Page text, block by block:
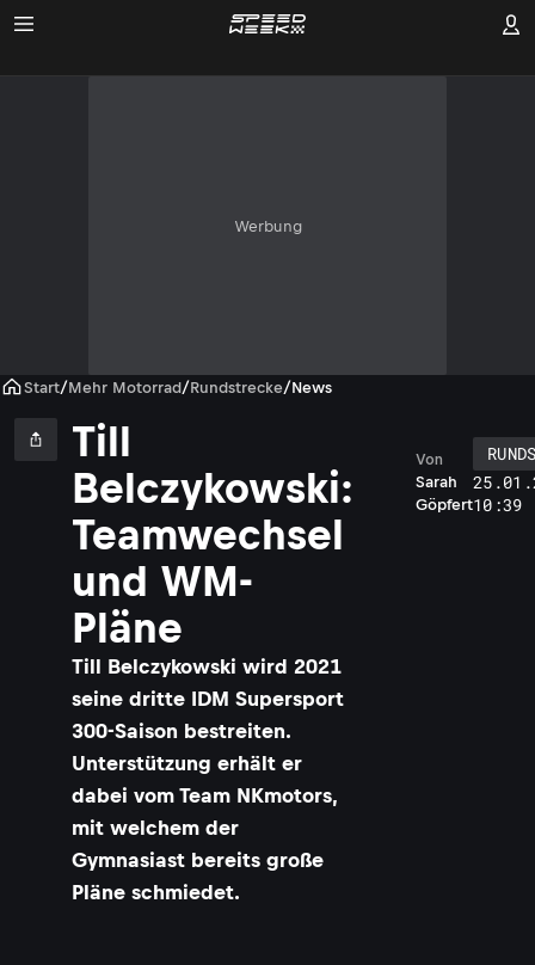
Werbung
Start/Mehr Motorrad/Rundstrecke/News
Till
Belczykowski:
Teamwechsel
und WM-
Pläne
Till Belczykowski wird 2021
seine dritte IDM Supersport
300-Saison bestreiten.
Unterstützung erhält er
dabei vom Team NKmotors,
mit welchem der
Gymnasiast bereits große
Pläne schmiedet.
Sarah
Göpfert
Von
10:39